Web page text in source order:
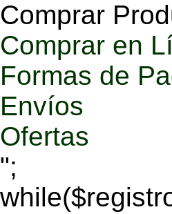
Comprar
Comprar en
Formas de
Envíos
Ofertas
";